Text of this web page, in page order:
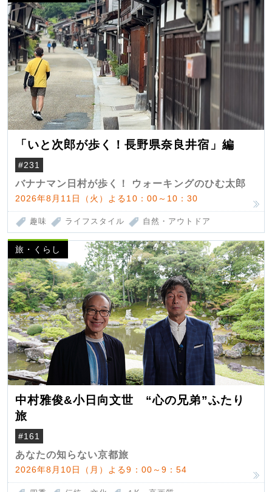
「いと次郎が歩く！長野県奈良井宿」編
#231
バナナマン日村が歩く！ ウォーキングのひむ太郎
2026年8月11日（火）よる10：00～10：30
趣味 ライフスタイル 自然・アウトドア
旅・くらし
中村雅俊&小日向文世 “心の兄弟”ふたり
旅
#161
あなたの知らない京都旅
2026年8月10日（月）よる9：00～9：54